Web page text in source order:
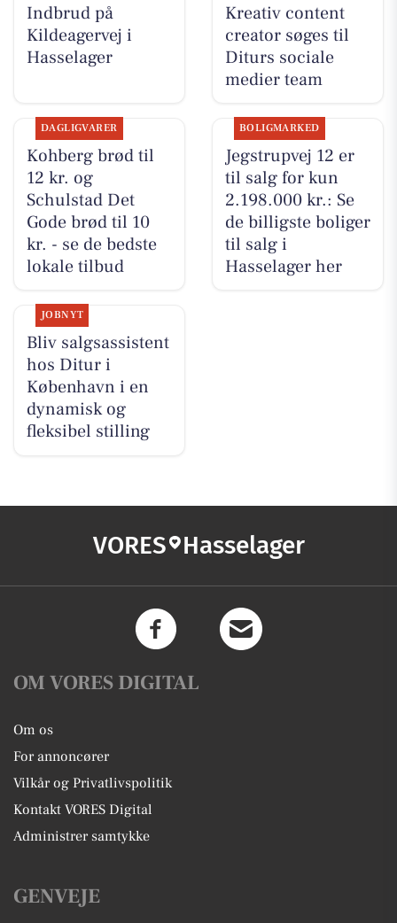
Indbrud på
Kildeagervej i
Hasselager
Kreativ content
creator søges til
Diturs sociale
medier team
DAGLIGVARER
Kohberg brød til
12 kr. og
Schulstad Det
Gode brød til 10
kr. - se de bedste
lokale tilbud
BOLIGMARKED
Jegstrupvej 12 er
til salg for kun
2.198.000 kr.: Se
de billigste boliger
til salg i
Hasselager her
JOBNYT
Bliv salgsassistent
hos Ditur i
København i en
dynamisk og
fleksibel stilling
VORES Hasselager
OM VORES DIGITAL
Om os
For annoncører
Vilkår og Privatlivspolitik
Kontakt VORES Digital
Administrer samtykke
GENVEJE